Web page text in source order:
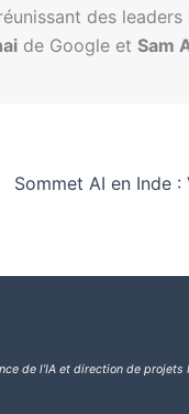
des
de Google et Sam
de l’IA et direction de projets